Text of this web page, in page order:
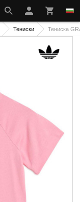
Тениски Тениска